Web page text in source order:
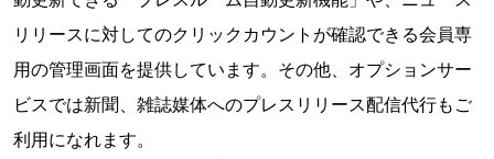
リリースに対してのクリックカウントが確認できる会員専
用の管理画面を提供しています。その他、オプションサー
ビスでは新聞、雑誌媒体へのプレスリリース配信代行もご
利用になれます。